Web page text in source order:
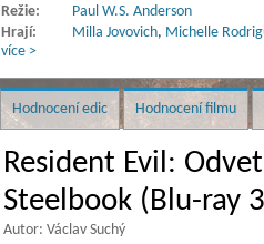
Režie:
Paul W.S. Anderson
Hrají:
Milla Jovovich, Michelle
více >
Hodnocení edic Hodnocení filmu
Resident Evil:
Steelbook (Blu-ray
Autor: Václav Suchý